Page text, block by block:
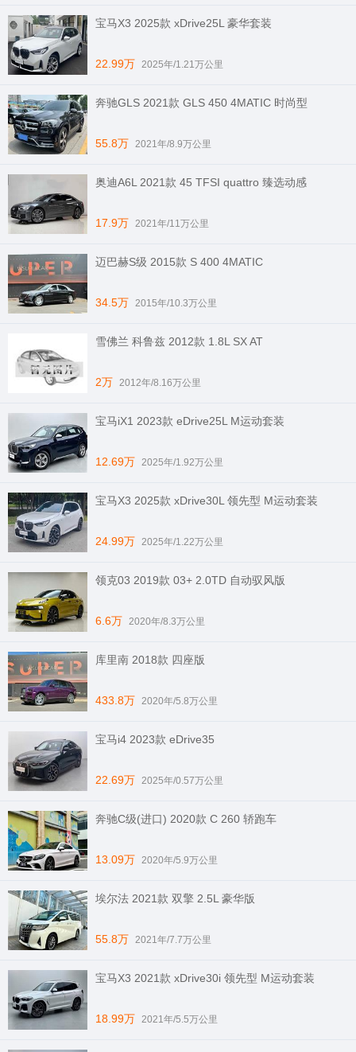
宝马X3 2025款 xDrive25L 豪华套装
22.99万 2025年/1.21万公里
奔驰GLS 2021款 GLS 450 4MATIC 时尚型
55.8万 2021年/8.9万公里
奥迪A6L 2021款 45 TFSI quattro 臻选动感
17.9万 2021年/11万公里
迈巴赫S级 2015款 S 400 4MATIC
34.5万 2015年/10.3万公里
雪佛兰 科鲁兹 2012款 1.8L SX AT
2万 2012年/8.16万公里
宝马iX1 2023款 eDrive25L M运动套装
12.69万 2025年/1.92万公里
宝马X3 2025款 xDrive30L 领先型 M运动套装
24.99万 2025年/1.22万公里
领克03 2019款 03+ 2.0TD 自动驭风版
6.6万 2020年/8.3万公里
库里南 2018款 四座版
433.8万 2020年/5.8万公里
宝马i4 2023款 eDrive35
22.69万 2025年/0.57万公里
奔驰C级(进口) 2020款 C 260 轿跑车
13.09万 2020年/5.9万公里
埃尔法 2021款 双擎 2.5L 豪华版
55.8万 2021年/7.7万公里
宝马X3 2021款 xDrive30i 领先型 M运动套装
18.99万 2021年/5.5万公里